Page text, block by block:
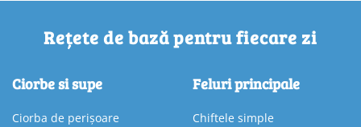
Rețete de bază pentru fiecare zi
Ciorbe si supe
Ciorba de perișoare
Feluri principale
Chiftele simple